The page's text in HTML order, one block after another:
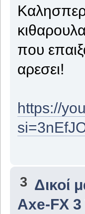
που
αρεσει!
https://
3 Δικοί
Axe-FX